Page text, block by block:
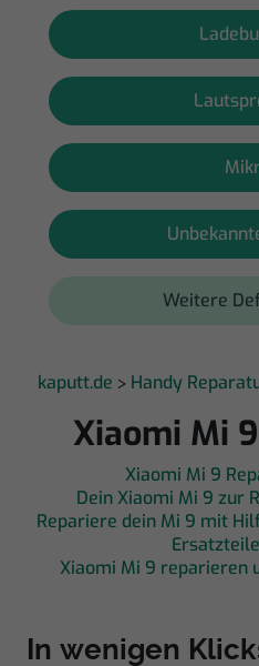
Weitere
kaputt.de > Handy
Xiaomi Mi
Xiaomi Mi 9
Dein Xiaomi Mi 9 zur
Repariere dein Mi 9 mit
Xiaomi Mi 9 reparieren
In wenigen